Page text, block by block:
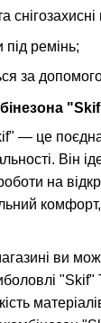
ремінь;
за
— це
Він
на
ви
"Skif"